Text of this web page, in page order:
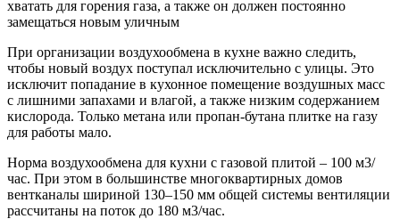
хватать для горения газа, а также он должен постоянно
замещаться новым уличным
При организации воздухообмена в кухне важно следить,
чтобы новый воздух поступал исключительно с улицы. Это
исключит попадание в кухонное помещение воздушных масс
с лишними запахами и влагой, а также низким содержанием
кислорода. Только метана или пропан-бутана плитке на газу
для работы мало.
Норма воздухообмена для кухни с газовой плитой – 100 м3/
час. При этом в большинстве многоквартирных домов
вентканалы шириной 130–150 мм общей системы вентиляции
рассчитаны на поток до 180 м3/час.